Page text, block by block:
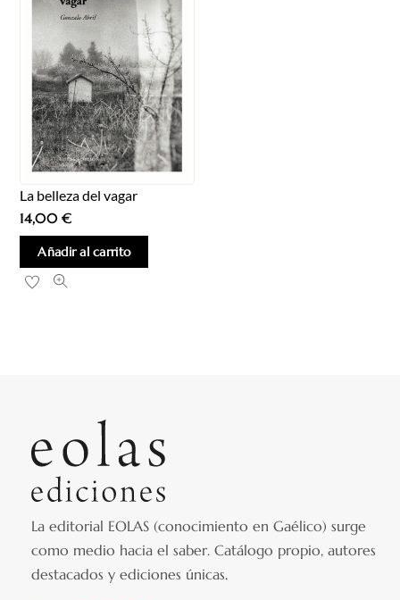
La belleza del vagar
14,00€
Añadir al carrito
La editorial EOLAS (conocimiento en Gaélico) surge
como medio hacia el saber.Catálogo propio, autores
destacados y ediciones únicas.